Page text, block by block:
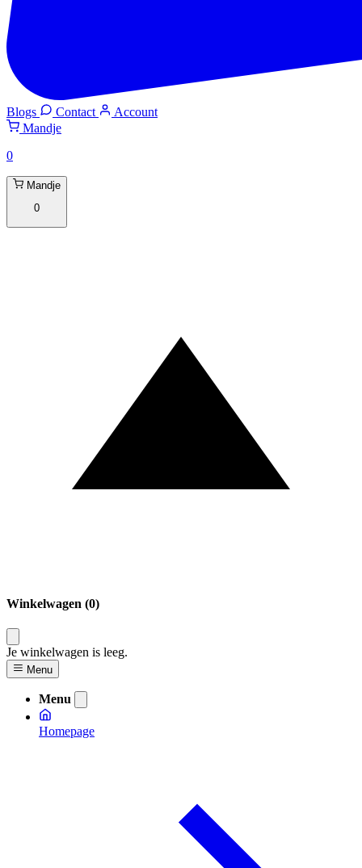
Blogs Contact
Account
Mandje
0
Mandje
0
Winkelwagen (0)
Je winkelwagen is leeg.
Menu
Menu
Homepage